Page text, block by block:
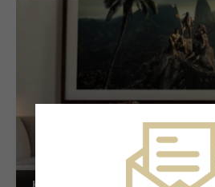
Kunstuitleen voor particulieren